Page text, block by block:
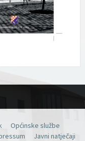
Općinske službe
Javni natječaji